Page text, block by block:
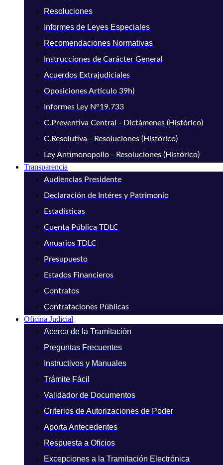
Resoluciones
Informes de Leyes Especiales
Recomendaciones Normativas
Instrucciones de Carácter General
Acuerdos Extrajudiciales
Oposiciones Artículo 39h)
Informes Ley N°19.733
C.Preventiva Central - Dictámenes (Histórico)
C.Resolutiva - Resoluciones (Histórico)
Ley Antimonopolio - Resoluciones (Histórico)
Transparencia
Audiencias Presidente
Declaración de Intéres y Patrimonio
Estadísticas
Cuenta Pública TDLC
Anuarios TDLC
Presupuesto
Estados Financieros
Contratos
Contrataciones Públicas
Oficina Judicial
Acerca de la Tramitación
Preguntas Frecuentes
Instructivos y Manuales
Trámite Fácil
Validador de Documentos
Criterios de Autorizaciones de Poder
Aporta Antecedentes
Respuesta a Oficios
Excepciones a la Tramitación Electrónica